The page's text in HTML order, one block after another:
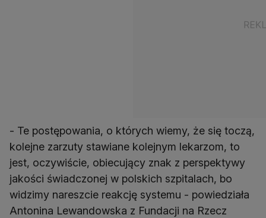
- Te postępowania, o których wiemy, że się toczą,
kolejne zarzuty stawiane kolejnym lekarzom, to
jest, oczywiście, obiecujący znak z perspektywy
jakości świadczonej w polskich szpitalach, bo
widzimy nareszcie reakcję systemu - powiedziała
Antonina Lewandowska z Fundacji na Rzecz